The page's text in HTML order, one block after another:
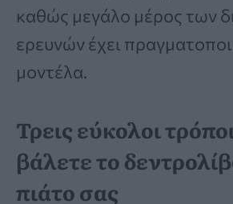
καθώς μεγάλο μέρος των
ερευνών έχει
μοντέλα.
Τρεις εύκολοι
βάλετε το
πιάτο σας